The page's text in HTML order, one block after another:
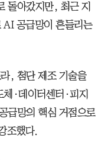
돌아갔지만, 최근 지
AI 공급망이 흔들리는
, 첨단 제조 기술을
·데이터센터·피지
급망의 핵심 거점으로
조했다.